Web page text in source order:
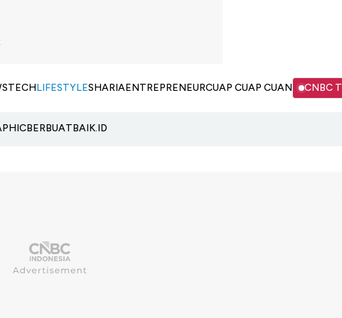
TECHLIFESTYLESHARIAENTREPRENEURCUAP CUAP CUAN CNBC
BERBUATBAIK.ID